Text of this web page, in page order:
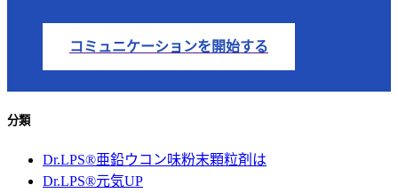
コミュニケーションを開始する
分類
Dr.LPS®亜鉛ウコン味粉末顆粒剤は
Dr.LPS®元気UP